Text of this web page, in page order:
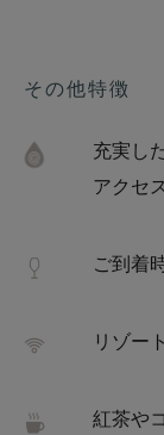
その他特徴
充実し
アクセ
ご到着
リゾー
紅茶や